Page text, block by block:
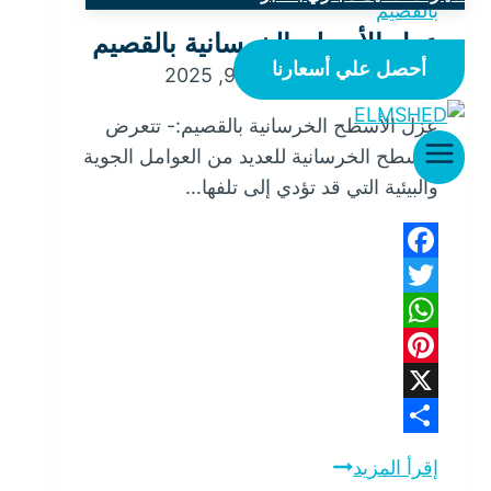
أحصل علي أسعارنا
بالقصيم
عزل الأسطح الخرسانية بالقصيم
بواسطة mona أغسطس 9, 2025
عزل الأسطح الخرسانية بالقصيم:- تتعرض
الأسطح الخرسانية للعديد من العوامل الجوية
والبيئية التي قد تؤدي إلى تلفها…
Facebook
Twitter
WhatsApp
Pinterest
X
Share
إقرأ المزيدعزل